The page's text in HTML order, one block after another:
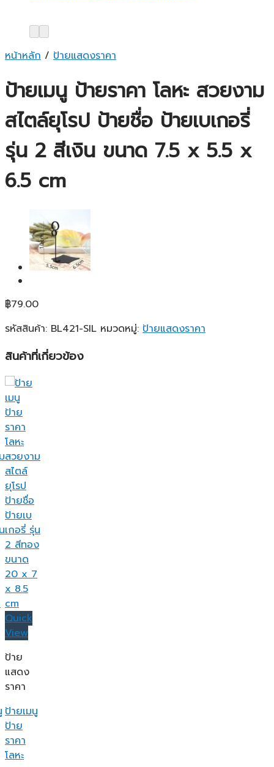
หน้าหลัก / ป้ายแสดงราคา
ป้ายเมนู ป้ายราคา โลหะ สวยงาม
สไตล์ยุโรป ป้ายชื่อ ป้ายเบเกอรี่
รุ่น 2 สีเงิน ขนาด 7.5 x 5.5 x
6.5 cm
฿79.00
รหัสสินค้า: BL421-SIL หมวดหมู่: ป้ายแสดงราคา
สินค้าที่เกี่ยวข้อง
Quick
View
ป้าย
แสดง
ราคา
ป้ายเมนู
ป้าย
ราคา
โลหะ